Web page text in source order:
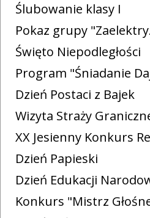
Ślubowanie klasy I
Pokaz grupy
Święto Niepodległości
Program "Śniadanie
Dzień Postaci z Bajek
Wizyta Straży
XX Jesienny Konkurs
Dzień Papieski
Dzień Edukacji
Konkurs "Mistrz